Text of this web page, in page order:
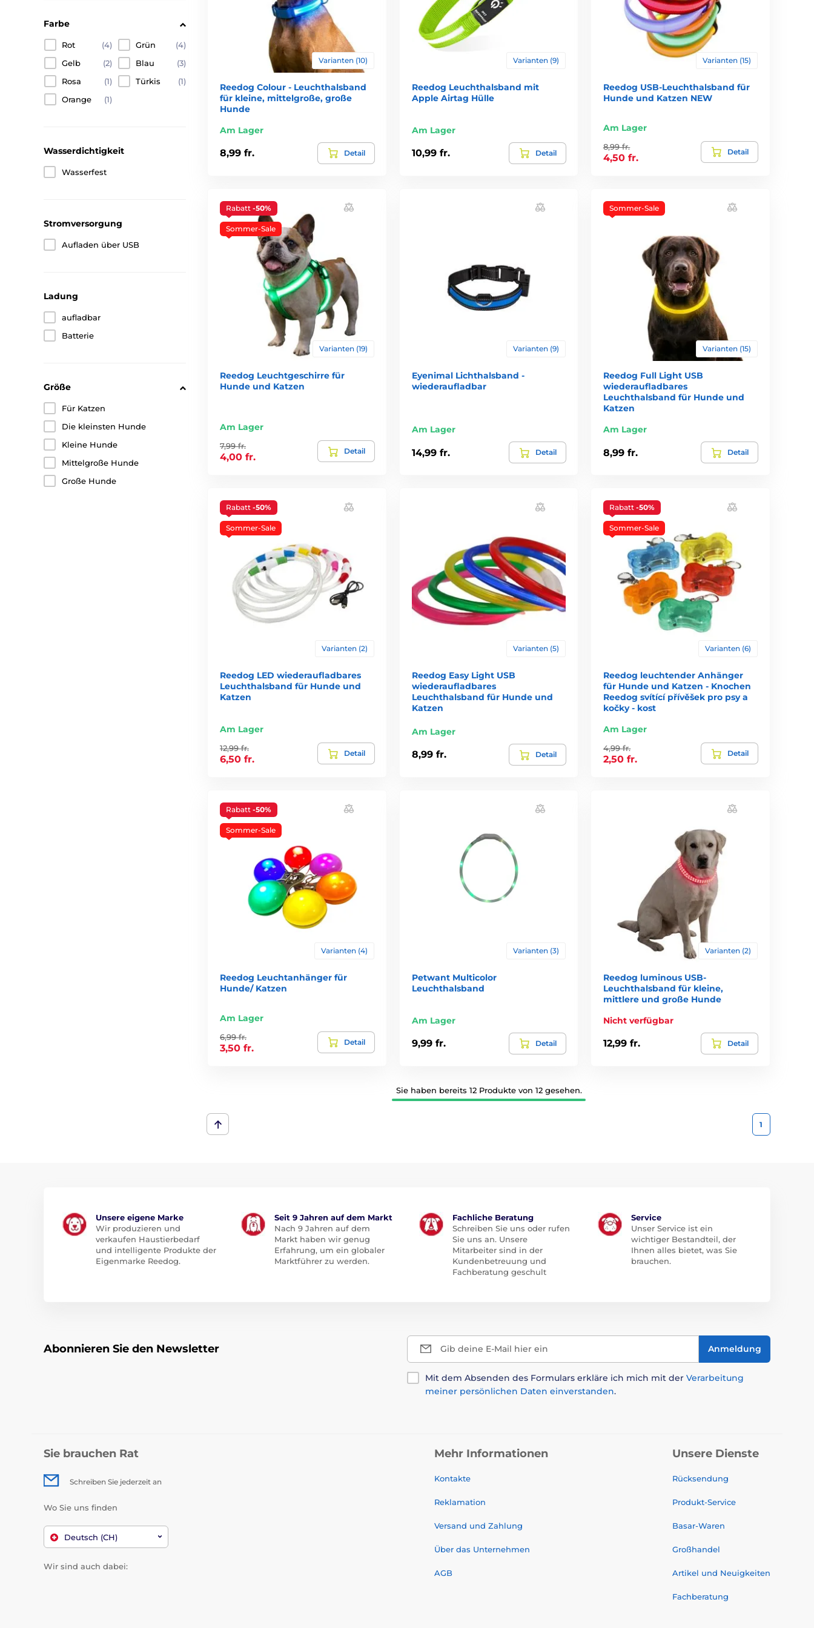
6Lange Ausdauer
Dank der Dioden leuchten die Halsbänder sehr deutlich. Die Batterie kann bis zu 80 Stunden halten. Bei einer Täglichen benutzung hält die Batterie bis zu 3 Monate
7 Geeignet für alle Größen
Wie bieten Ihnen die Leuchthalsbänder in verschieden Größen an. Sie können sich ein Leuchtband auch für Ihre katze besorgen.
Farbe
Rot (4) Grün
(4)
Gelb
(2) Blau
(3)
Rosa
(1) Türkis
(1)
Orange
(1)
Wasserdichtigkeit
Wasserfest
Stromversorgung
Aufladen über USB
Ladung
aufladbar
Batterie
Größe
Für Katzen
Die kleinsten Hunde
Kleine Hunde
Mittelgroße Hunde
Große Hunde
Varianten (10)
Reedog Colour - Leuchthalsband
für kleine, mittelgroße, große
Hunde
Am Lager
8,99 fr. Detail
Varianten (9)
Reedog Leuchthalsband mit
Apple Airtag Hülle
Am Lager
10,99 fr. Detail
Varianten (15)
Reedog USB-Leuchthalsband für
Hunde und Katzen NEW
Am Lager
8,99 fr.
4,50 fr.
Detail
Rabatt -50%
Sommer-Sale
Varianten (19)
Reedog Leuchtgeschirre für
Hunde und Katzen
Am Lager
7,99 fr.
4,00 fr.
Detail
Varianten (9)
Eyenimal Lichthalsband -
wiederaufladbar
Am Lager
14,99 fr. Detail
Sommer-Sale
Varianten (15)
Reedog Full Light USB
wiederaufladbares
Leuchthalsband für Hunde und
Katzen
Am Lager
8,99 fr. Detail
Rabatt -50%
Sommer-Sale
Varianten (2)
Reedog LED wiederaufladbares
Leuchthalsband für Hunde und
Katzen
Am Lager
12,99 fr.
6,50 fr.
Detail
Varianten (5)
Reedog Easy Light USB
wiederaufladbares
Leuchthalsband für Hunde und
Katzen
Am Lager
8,99 fr. Detail
Rabatt-50%
Sommer-Sale
Varianten (6)
Reedog leuchtender Anhänger
für Hunde und Katzen - Knochen
Reedog svítící přívěšek pro psy a
kočky - kost
Am Lager
4,99 fr.
2,50 fr.
Detail
Rabatt -50%
Sommer-Sale
Varianten (4)
Reedog Leuchtanhänger für
Hunde/ Katzen
Am Lager
6,99 fr.
3,50 fr.
Detail
Varianten (3)
Petwant Multicolor
Leuchthalsband
Am Lager
9,99 fr. Detail
Varianten (2)
Reedog luminous USB-
Leuchthalsband für kleine,
mittlere und große Hunde
Nicht verfügbar
12,99 fr. Detail
Sie haben bereits 12 Produkte von 12 gesehen.
1
Unsere eigene Marke
Wir produzieren und
verkaufen Haustierbedarf
und intelligente Produkte der
Eigenmarke Reedog.
Seit 9 Jahren auf dem Markt
Nach 9 Jahren auf dem
Markt haben wir genug
Erfahrung, um ein globaler
Marktführer zu werden.
Fachliche Beratung
Schreiben Sie uns oder rufen
Sie uns an. Unsere
Mitarbeiter sind in der
Kundenbetreuung und
Fachberatung geschult
Service
Unser Service ist ein
wichtiger Bestandteil, der
Ihnen alles bietet, was Sie
brauchen.
Abonnieren Sie den Newsletter Gib deine E-Mail hier ein Anmeldung
Mit dem Absenden des Formulars erkläre ich mich mit der Verarbeitung
meiner persönlichen Daten einverstanden.
Sie brauchen Rat
Schreiben Sie jederzeit an
Wo Sie uns finden
Deutsch (CH)
Wir sind auch dabei:
Mehr Informationen
Kontakte
Reklamation
Versand und Zahlung
Über das Unternehmen
AGB
Unsere Dienste
Rücksendung
Produkt-Service
Basar-Waren
Großhandel
Artikel und Neuigkeiten
Fachberatung